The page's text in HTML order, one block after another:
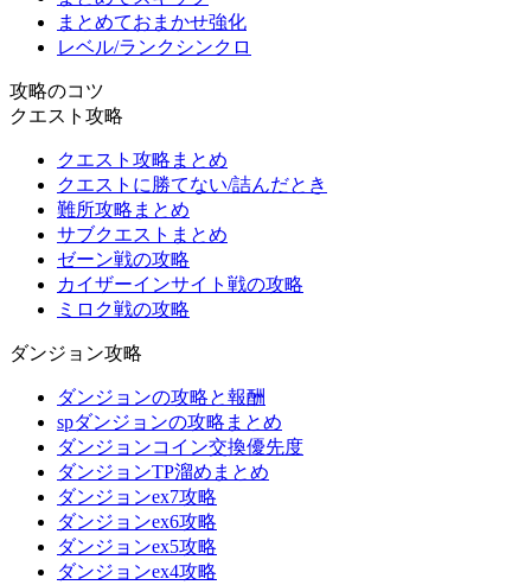
まとめておまかせ強化
レベル/ランクシンクロ
攻略のコツ
クエスト攻略
クエスト攻略まとめ
クエストに勝てない/詰んだとき
難所攻略まとめ
サブクエストまとめ
ゼーン戦の攻略
カイザーインサイト戦の攻略
ミロク戦の攻略
ダンジョン攻略
ダンジョンの攻略と報酬
spダンジョンの攻略まとめ
ダンジョンコイン交換優先度
ダンジョンTP溜めまとめ
ダンジョンex7攻略
ダンジョンex6攻略
ダンジョンex5攻略
ダンジョンex4攻略